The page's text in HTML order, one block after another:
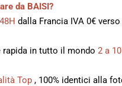
da BAISI?
dalla Francia IVA 0€
rapida in tutto il mondo 2 a
Top, 100% identici alla